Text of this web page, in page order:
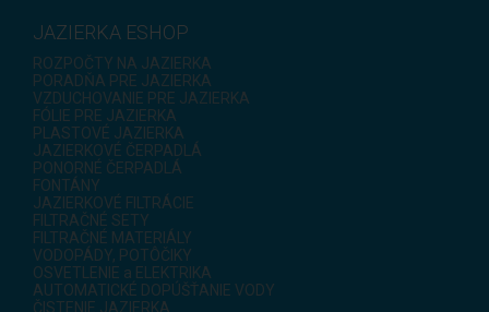
JAZIERKA ESHOP
ROZPOČTY NA JAZIERKA
PORADŇA PRE JAZIERKA
VZDUCHOVANIE PRE JAZIERKA
FÓLIE PRE JAZIERKA
PLASTOVÉ JAZIERKA
JAZIERKOVÉ ČERPADLÁ
PONORNÉ ČERPADLÁ
FONTÁNY
JAZIERKOVÉ FILTRÁCIE
FILTRAČNÉ SETY
FILTRAČNÉ MATERIÁLY
VODOPÁDY, POTÔČIKY
OSVETLENIE a ELEKTRIKA
AUTOMATICKÉ DOPÚŠŤANIE VODY
ČISTENIE JAZIERKA